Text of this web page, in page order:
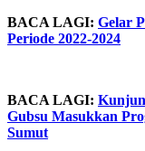
BACA LAGI: Gelar
Periode 2022-2024
BACA LAGI:
Gubsu Masukkan
Sumut